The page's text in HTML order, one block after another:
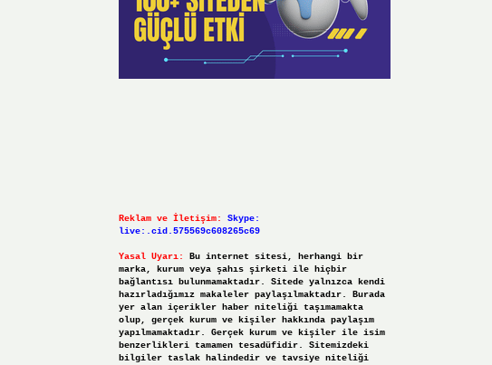
Reklam ve İletişim:
Skype:
live:.cid.575569c608265c69
Yasal Uyarı:
Bu internet sitesi, herhangi bir
marka, kurum veya şahıs şirketi ile hiçbir
bağlantısı bulunmamaktadır. Sitede yalnızca kendi
hazırladığımız makaleler paylaşılmaktadır. Burada
yer alan içerikler haber niteliği taşımamakta
olup, gerçek kurum ve kişiler hakkında paylaşım
yapılmamaktadır. Gerçek kurum ve kişiler ile isim
benzerlikleri tamamen tesadüfidir. Sitemizdeki
bilgiler taslak halindedir ve tavsiye niteliği